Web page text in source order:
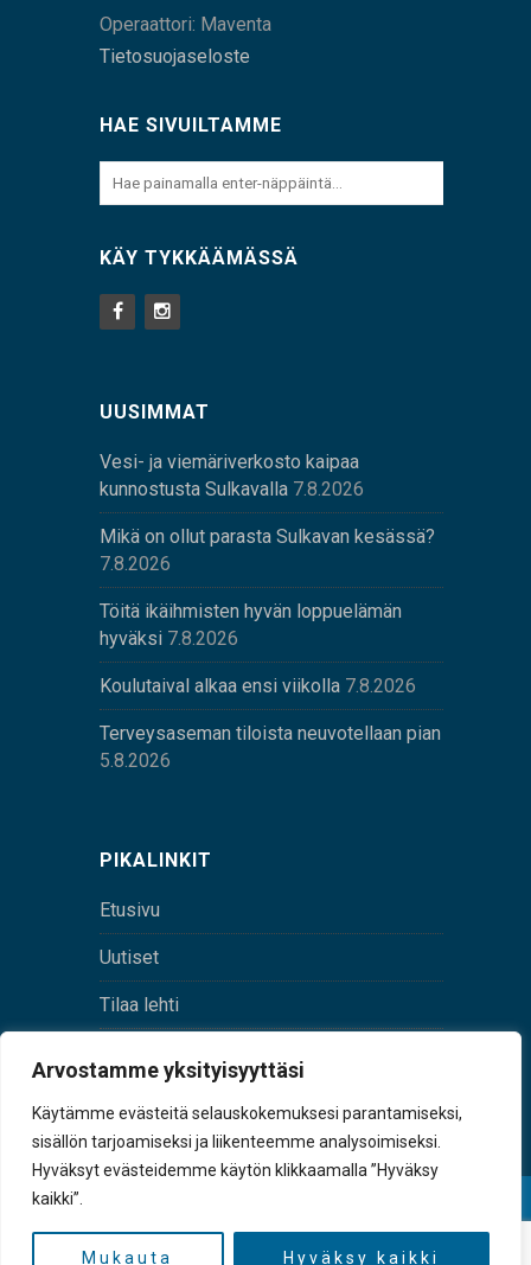
Arvostamme yksityisyyttäsi
Käytämme evästeitä selauskokemuksesi parantamiseksi,
sisällön tarjoamiseksi ja liikenteemme analysoimiseksi.
Hyväksyt evästeidemme käytön klikkaamalla ”Hyväksy
kaikki”.
Mukauta Hyväksy kaikki
Operaattori: Maventa
Tietosuojaseloste
HAE SIVUILTAMME
KÄY TYKKÄÄMÄSSÄ
UUSIMMAT
Vesi- ja viemäriverkosto kaipaa
kunnostusta Sulkavalla 7.8.2026
Mikä on ollut parasta Sulkavan kesässä?
7.8.2026
Töitä ikäihmisten hyvän loppuelämän
hyväksi 7.8.2026
Koulutaival alkaa ensi viikolla 7.8.2026
Terveysaseman tiloista neuvotellaan pian
5.8.2026
PIKALINKIT
Etusivu
Uutiset
Tilaa lehti
tunnus 0167229-8